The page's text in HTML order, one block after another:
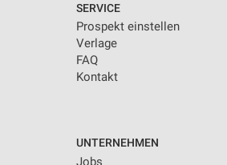
SERVICE
Prospekt einstellen
Verlage
FAQ
Kontakt
UNTERNEHMEN
Jobs